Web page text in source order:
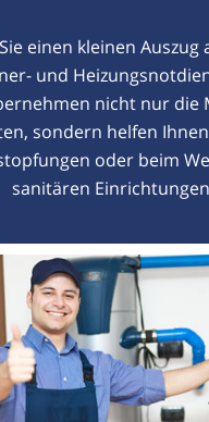
einen kleinen Auszug
und
nicht nur die
sondern helfen
oder beim
sanitären